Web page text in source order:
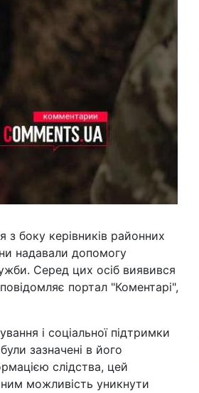
з боку керівників районних
надавали допомогу
Серед цих осіб виявився
портал "Коментарі",
і соціальної підтримки
зазначені в його
слідства, цей
можливість уникнути